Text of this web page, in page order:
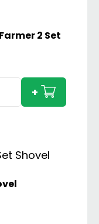
2 Set
+